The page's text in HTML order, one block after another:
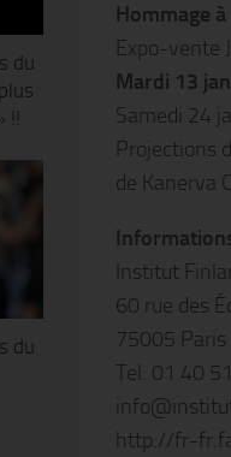
Hommage
Expo-vente
Mardi 13
Samedi 24
Projections
de Kanerva
Institut
60 rue des
75005 Paris
Tel: 01 40
http://fr-
du
du